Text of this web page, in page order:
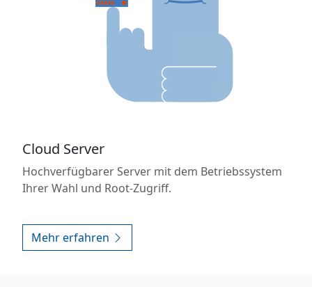
Cloud Server
Hochverfügbarer Server mit dem Betriebssystem
Ihrer Wahl und Root-Zugriff.
Mehr erfahren